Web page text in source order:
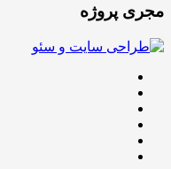
مجری پروژه